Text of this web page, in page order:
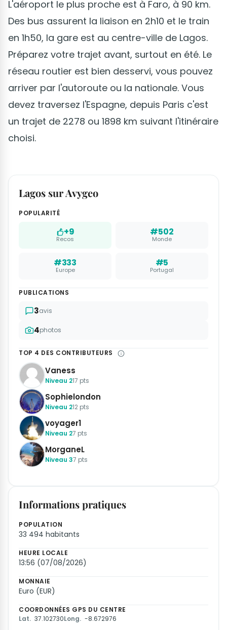
L'aéroport le plus proche est à Faro, à 90 km.
Des bus assurent la liaison en 2h10 et le train
en 1h50, la gare est au centre-ville de Lagos.
Préparez votre trajet avant, surtout en été. Le
réseau routier est bien desservi, vous pouvez
arriver par l'autoroute ou la nationale. Vous
devez traversez l'Espagne, depuis Paris c'est
un trajet de 2278 ou 1898 km suivant l'itinéraire
choisi.
Lagos sur Avygeo
POPULARITÉ
+9
Recos
#502
Monde
#333
Europe
#5
Portugal
PUBLICATIONS
3avis
4photos
TOP 4 DES CONTRIBUTEURS
Vaness
Niveau 217 pts
Sophielondon
Niveau 212 pts
voyager1
Niveau 27 pts
MorganeL
Niveau 37 pts
Informations pratiques
POPULATION
33 494 habitants
HEURE LOCALE
13:56 (07/08/2026)
MONNAIE
Euro (EUR)
COORDONNÉES GPS DU CENTRE
Lat. 37.102730Long. -8.672976